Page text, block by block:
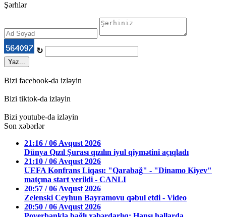
Şərhlər
↻
Yaz...
Bizi facebook-da izləyin
Bizi tiktok-da izləyin
Bizi youtube-da izləyin
Son xəbərlər
21:16 / 06 Avqust 2026
Dünya Qızıl Şurası qızılın iyul qiymətini açıqladı
21:10 / 06 Avqust 2026
UEFA Konfrans Liqası: "Qarabağ" - "Dinamo Kiyev"
matçına start verildi - CANLI
20:57 / 06 Avqust 2026
Zelenski Ceyhun Bayramovu qəbul etdi - Video
20:50 / 06 Avqust 2026